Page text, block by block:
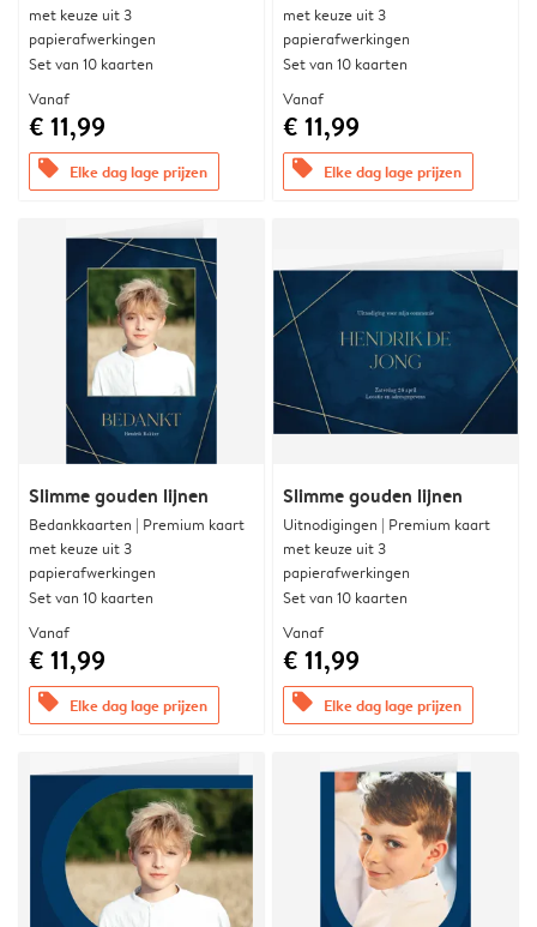
met keuze uit 3
papierafwerkingen
Set van 10 kaarten
Vanaf
€ 11,99
offers Elke dag lage prijzen
met keuze uit 3
papierafwerkingen
Set van 10 kaarten
Vanaf
€ 11,99
offers Elke dag lage prijzen
Slimme gouden lijnen
Bedankkaarten | Premium kaart
met keuze uit 3
papierafwerkingen
Set van 10 kaarten
Vanaf
€ 11,99
offers Elke dag lage prijzen
Slimme gouden lijnen
Uitnodigingen | Premium kaart
met keuze uit 3
papierafwerkingen
Set van 10 kaarten
Vanaf
€ 11,99
offers Elke dag lage prijzen